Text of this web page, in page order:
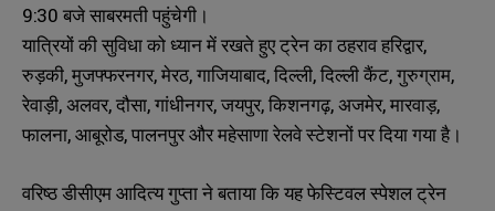
9:30 बजे साबरमती पहुंचेगी।
यात्रियों की सुविधा को ध्यान में रखते हुए ट्रेन का ठहराव हरिद्वार,
रुड़की, मुजफ्फरनगर, मेरठ, गाजियाबाद, दिल्ली, दिल्ली कैंट, गुरुग्राम,
रेवाड़ी, अलवर, दौसा, गांधीनगर, जयपुर, किशनगढ़, अजमेर, मारवाड़,
फालना, आबूरोड, पालनपुर और महेसाणा रेलवे स्टेशनों पर दिया गया है।
वरिष्ठ डीसीएम आदित्य गुप्ता ने बताया कि यह फेस्टिवल स्पेशल ट्रेन